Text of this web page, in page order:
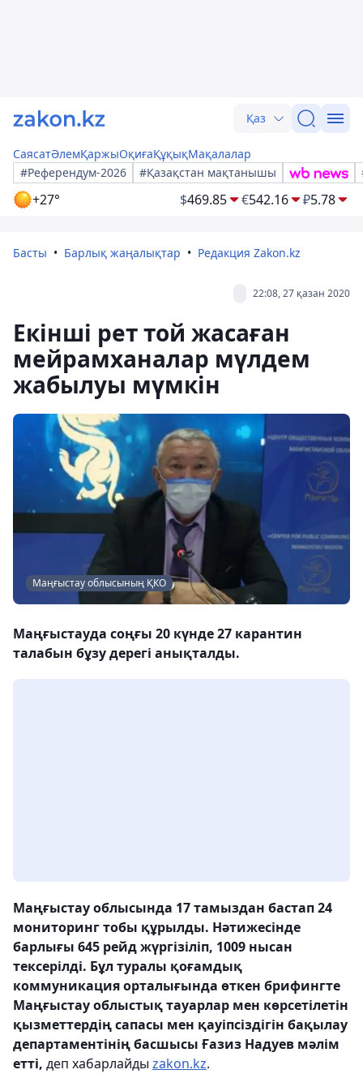
Қаз
СаясатӘлемҚаржыОқиғаҚұқықМақалалар
#Референдум-2026
#Қазақстан мақтанышы
+27° $469.85 €542.16 ₽5.78
Басты Барлық жаңалықтар Редакция Zakon.kz
22:08, 27 қазан 2020
Екінші рет той жасаған
мейрамханалар мүлдем
жабылуы мүмкін
Маңғыстау облысының ҚКО
Маңғыстауда соңғы 20 күнде 27 карантин
талабын бұзу дерегі анықталды.
Маңғыстау облысында 17 тамыздан бастап 24
мониторинг тобы құрылды. Нәтижесінде
барлығы 645 рейд жүргізіліп, 1009 нысан
тексерілді. Бұл туралы қоғамдық
коммуникация орталығында өткен брифингте
Маңғыстау облыстық тауарлар мен көрсетілетін
қызметтердің сапасы мен қауіпсіздігін бақылау
департаментінің басшысы Ғазиз Надуев мәлім
етті, деп хабарлайды zakon.kz.